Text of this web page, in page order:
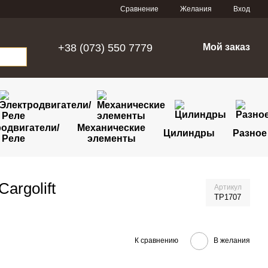
Сравнение Желания Вход
+38 (073) 550 7779 Мой заказ
Реле
Механические
элементы
Цилиндры Разное
Артикул
TP1707
К сравнению В желания